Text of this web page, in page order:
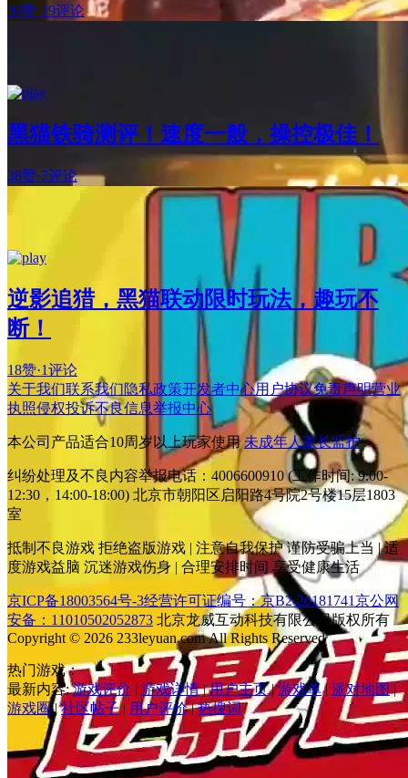
30赞·19评论
黑猫铁骑测评！速度一般，操控极佳！
38赞·7评论
逆影追猎，黑猫联动限时玩法，趣玩不
断！
18赞·1评论
关于我们联系我们隐私政策开发者中心用户协议免责声明营业
执照侵权投诉不良信息举报中心
本公司产品适合10周岁以上玩家使用未成年人家长监护
纠纷处理及不良内容举报电话：4006600910 (工作时间: 9:00-
12:30，14:00-18:00) 北京市朝阳区启阳路4号院2号楼15层1803
室
抵制不良游戏 拒绝盗版游戏 | 注意自我保护 谨防受骗上当 | 适
度游戏益脑 沉迷游戏伤身 | 合理安排时间 享受健康生活
京ICP备18003564号-3经营许可证编号：京B2-20181741京公网
安备：11010502052873 北京龙威互动科技有限公司版权所有
Copyright © 2026 233leyuan.com All Rights Reserved
热门游戏：
最新内容:游戏评价 | 游戏详情|用户主页|游戏单| 派对地图|
游戏圈|社区帖子| 用户评价|热搜词